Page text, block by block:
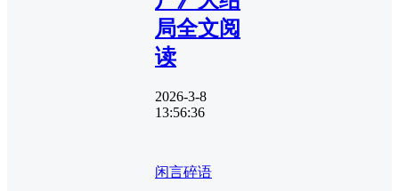
局全文阅
读
2026-3-8
13:56:36
闲言碎语